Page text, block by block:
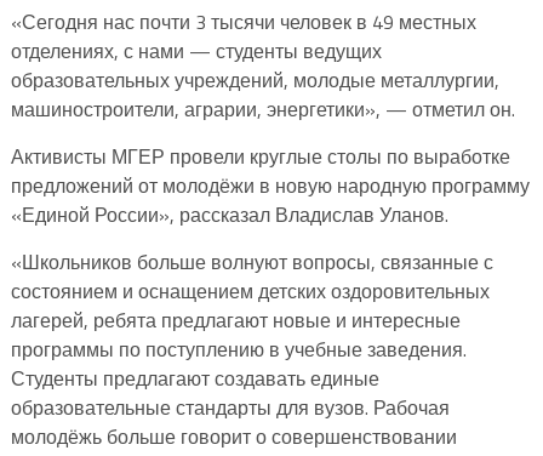
«Сегодня нас почти 3 тысячи человек в 49 местных
отделениях, с нами — студенты ведущих
образовательных учреждений, молодые металлургии,
машиностроители, аграрии, энергетики», — отметил он.
Активисты МГЕР провели круглые столы по выработке
предложений от молодёжи в новую народную программу
«Единой России», рассказал Владислав Уланов.
«Школьников больше волнуют вопросы, связанные с
состоянием и оснащением детских оздоровительных
лагерей, ребята предлагают новые и интересные
программы по поступлению в учебные заведения.
Студенты предлагают создавать единые
образовательные стандарты для вузов. Рабочая
молодёжь больше говорит о совершенствовании